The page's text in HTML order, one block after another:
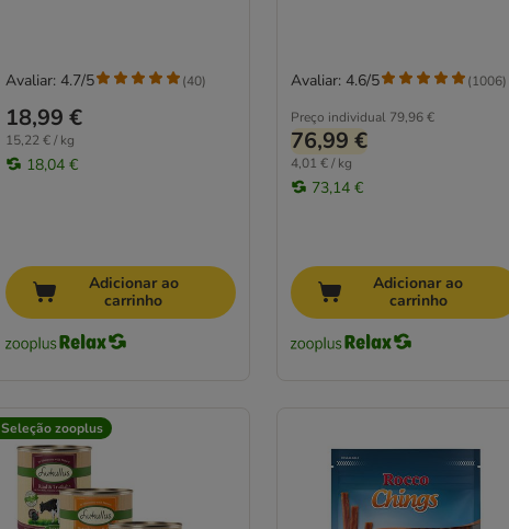
18,99 €
15,22 € / kg
18,04 €
Avaliar: 4.7/5 (40)
Adicionar ao
carrinho
Preço individual 79,96 €
76,99 €
4,01 € / kg
73,14 €
Avaliar: 4.6/5 (1006)
Adicionar ao
carrinho
Seleção zooplus